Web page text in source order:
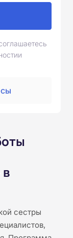
сестры